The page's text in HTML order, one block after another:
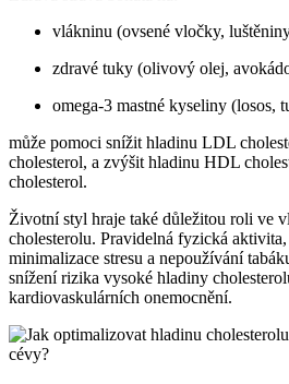
vlákninu (ovsené vločky,
zdravé tuky (olivový olej,
omega-3 mastné kyseliny (losos,
může pomoci snížit hladinu LDL
cholesterol, a zvýšit hladinu HDL
cholesterol.
Životní styl hraje také důležitou roli ve
cholesterolu. Pravidelná fyzická
minimalizace stresu a nepoužívání
snížení rizika vysoké hladiny
kardiovaskulárních onemocnění.